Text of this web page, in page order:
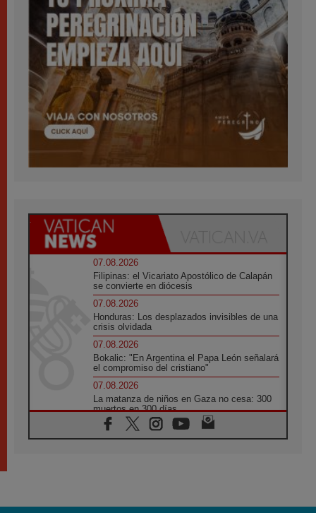
07.08.2026
Filipinas: el Vicariato Apostólico de Calapán
se convierte en diócesis
07.08.2026
Honduras: Los desplazados invisibles de una
crisis olvidada
07.08.2026
Bokalic: "En Argentina el Papa León señalará
el compromiso del cristiano"
07.08.2026
La matanza de niños en Gaza no cesa: 300
muertos en 300 días
07.08.2026
Tagle: La guerra desfigura el mundo, solo la